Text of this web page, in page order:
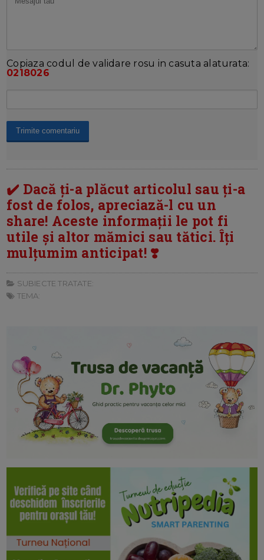
Copiaza codul de validare rosu in casuta alaturata:
0218026
✔️ Dacă ți-a plăcut articolul sau ți-a
fost de folos, apreciază-l cu un
share! Aceste informații le pot fi
utile și altor mămici sau tătici. Îți
mulțumim anticipat! ❣️
SUBIECTE TRATATE:
TEMA: